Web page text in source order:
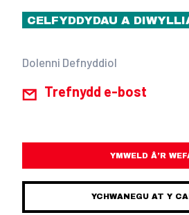
CELFYDDYDAU A
Dolenni Defnyddiol
Trefnydd e-bost
YMWELD Â’R
YCHWANEGU AT Y